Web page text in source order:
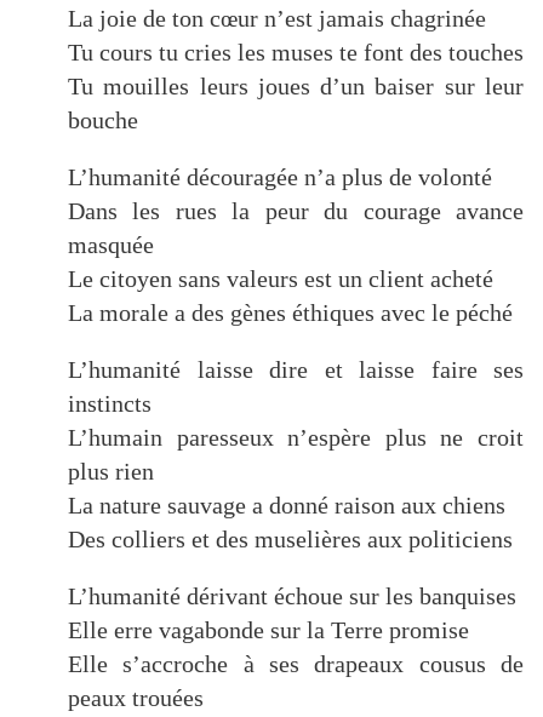
La joie de ton cœur n’est jamais chagrinée
Tu cours tu cries les muses te font des touches
Tu mouilles leurs joues d’un baiser sur leur
bouche
L’humanité découragée n’a plus de volonté
Dans les rues la peur du courage avance
masquée
Le citoyen sans valeurs est un client acheté
La morale a des gènes éthiques avec le péché
L’humanité laisse dire et laisse faire ses
instincts
L’humain paresseux n’espère plus ne croit
plus rien
La nature sauvage a donné raison aux chiens
Des colliers et des muselières aux politiciens
L’humanité dérivant échoue sur les banquises
Elle erre vagabonde sur la Terre promise
Elle s’accroche à ses drapeaux cousus de
peaux trouées